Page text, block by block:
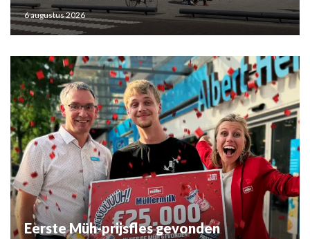
6 augustus 2026
Eerste Müh-prijsfles gevonden